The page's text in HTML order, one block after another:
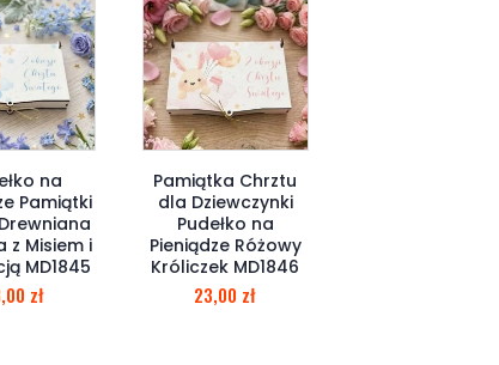
na
Pamiątki
z Misiem i
MD1845
zł
Pamiątka Chrztu
dla Dziewczynki
Pudełko na
Pieniądze Różowy
Króliczek MD1846
23,00 zł